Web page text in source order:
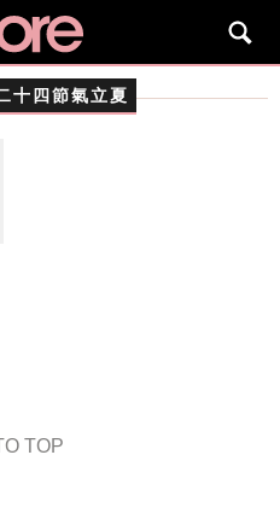
十四節氣立夏
TOP